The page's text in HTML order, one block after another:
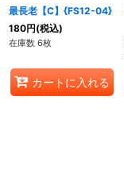
最長老【C】{FS12-04}
180円(税込)
在庫数 6枚
カートに入れる